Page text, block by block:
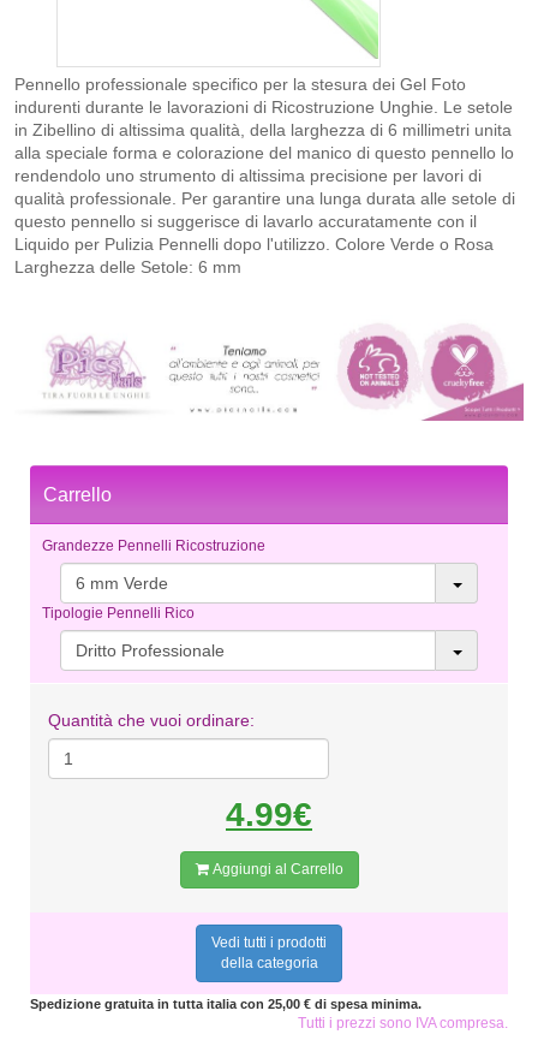
Pennello professionale specifico per la stesura dei Gel Foto
indurenti durante le lavorazioni di Ricostruzione Unghie. Le setole
in Zibellino di altissima qualità, della larghezza di 6 millimetri unita
alla speciale forma e colorazione del manico di questo pennello lo
rendendolo uno strumento di altissima precisione per lavori di
qualità professionale. Per garantire una lunga durata alle setole di
questo pennello si suggerisce di lavarlo accuratamente con il
Liquido per Pulizia Pennelli dopo l'utilizzo. Colore Verde o Rosa
Larghezza delle Setole: 6 mm
Carrello
Grandezze Pennelli Ricostruzione
6 mm Verde
Tipologie Pennelli Rico
Dritto Professionale
Quantità che vuoi ordinare:
4.99€
Aggiungi al Carrello
Vedi tutti i prodotti
della categoria
Spedizione gratuita in tutta italia con 25,00 € di spesa minima.
Tutti i prezzi sono IVA compresa.